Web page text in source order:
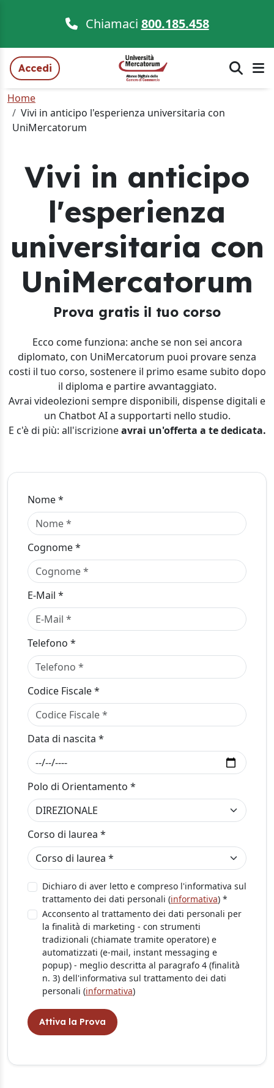
Chiamaci 800.185.458
Accedi
Home
Vivi in anticipo l'esperienza universitaria con
UniMercatorum
Vivi in anticipo
l'esperienza
universitaria con
UniMercatorum
Prova gratis il tuo corso
Ecco come funziona: anche se non sei ancora
diplomato, con UniMercatorum puoi provare senza
costi il tuo corso, sostenere il primo esame subito dopo
il diploma e partire avvantaggiato.
Avrai videolezioni sempre disponibili, dispense digitali e
un Chatbot AI a supportarti nello studio.
E c'è di più: all'iscrizioneavrai un'offerta a te dedicata.
Nome *
Cognome *
E-Mail *
Telefono *
Codice Fiscale *
Data di nascita *
Polo di Orientamento *
Corso di laurea *
Dichiaro di aver letto e compreso l'informativa sul
trattamento dei dati personali (informativa) *
Acconsento al trattamento dei dati personali per
la finalità di marketing - con strumenti
tradizionali (chiamate tramite operatore) e
automatizzati (e-mail, instant messaging e
popup) - meglio descritta al paragrafo 4 (finalità
n. 3) dell'informativa sul trattamento dei dati
personali (informativa)
Attiva la Prova